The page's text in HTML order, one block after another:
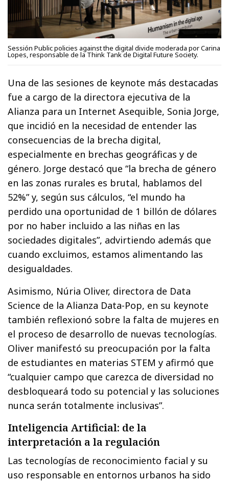
Sessión Public policies against the digital divide moderada por Carina
Lopes, responsable de la Think Tank de Digital Future Society.
Una de las sesiones de keynote más destacadas
fue a cargo de la directora ejecutiva de la
Alianza para un Internet Asequible, Sonia Jorge,
que incidió en la necesidad de entender las
consecuencias de la brecha digital,
especialmente en brechas geográficas y de
género. Jorge destacó que “la brecha de género
en las zonas rurales es brutal, hablamos del
52%” y, según sus cálculos, “el mundo ha
perdido una oportunidad de 1 billón de dólares
por no haber incluido a las niñas en las
sociedades digitales”, advirtiendo además que
cuando excluimos, estamos alimentando las
desigualdades.
Asimismo, Núria Oliver, directora de Data
Science de la Alianza Data-Pop, en su keynote
también reflexionó sobre la falta de mujeres en
el proceso de desarrollo de nuevas tecnologías.
Oliver manifestó su preocupación por la falta
de estudiantes en materias STEM y afirmó que
“cualquier campo que carezca de diversidad no
desbloqueará todo su potencial y las soluciones
nunca serán totalmente inclusivas”.
Inteligencia Artificial: de la
interpretación a la regulación
Las tecnologías de reconocimiento facial y su
uso responsable en entornos urbanos ha sido